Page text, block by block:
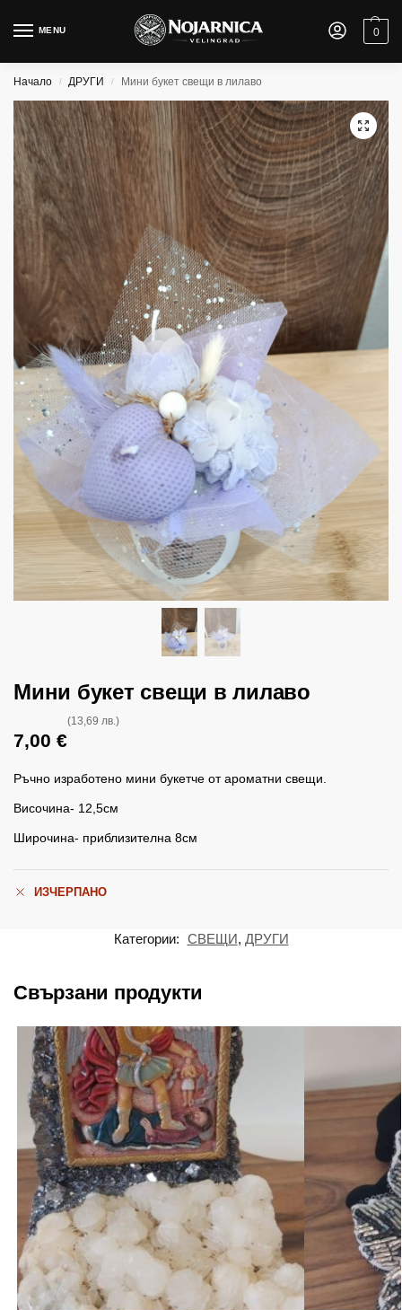
MENU 0
Начало / ДРУГИ / Мини букет свещи в лилаво
Мини букет свещи в лилаво
7,00 €
(13,69 лв.)
Ръчно изработено мини букетче от ароматни свещи.
Височина- 12,5см
Широчина- приблизителна 8см
ИЗЧЕРПАНО
Категории: СВЕЩИ, ДРУГИ
Свързани продукти